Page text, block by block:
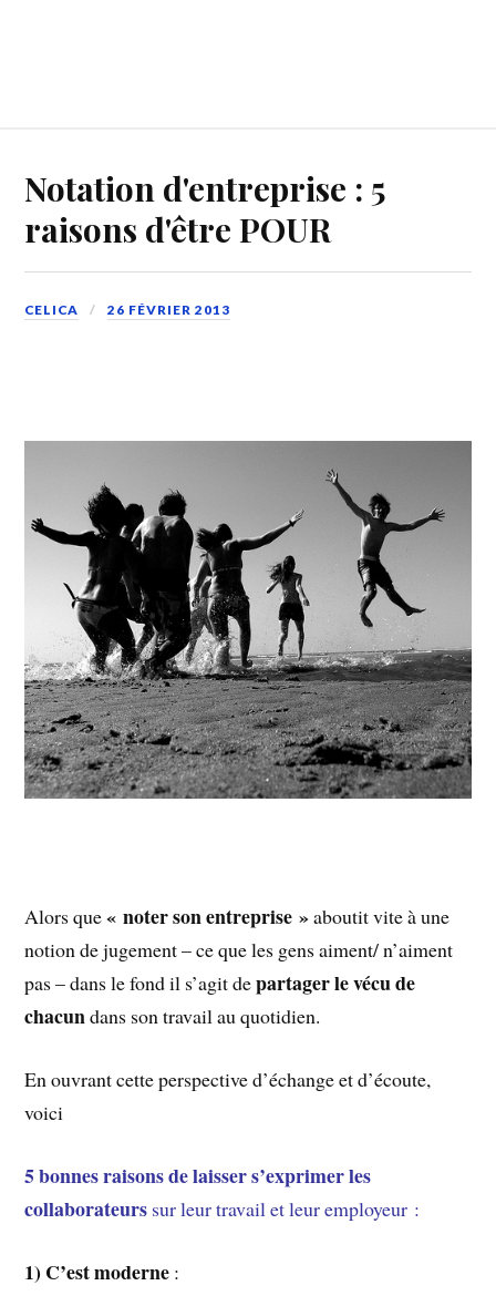
Notation d'entreprise : 5
raisons d'être POUR
CELICA 26 FÉVRIER 2013
Alors que« noter son entreprise »aboutit vite à une
notion de jugement – ce que les gens aiment/ n’aiment
pas – dans le fond il s’agit departager le vécu de
chacundans son travail au quotidien.
En ouvrant cette perspective d’échange et d’écoute,
voici
5 bonnes raisons de laisser s’exprimer les
collaborateurs sur leur travail et leur employeur :
1) C’est moderne :